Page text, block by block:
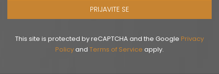
PRIJAVITE SE
This site is protected by reCAPTCHA and the Google Privacy
Policyand Terms of Service apply.